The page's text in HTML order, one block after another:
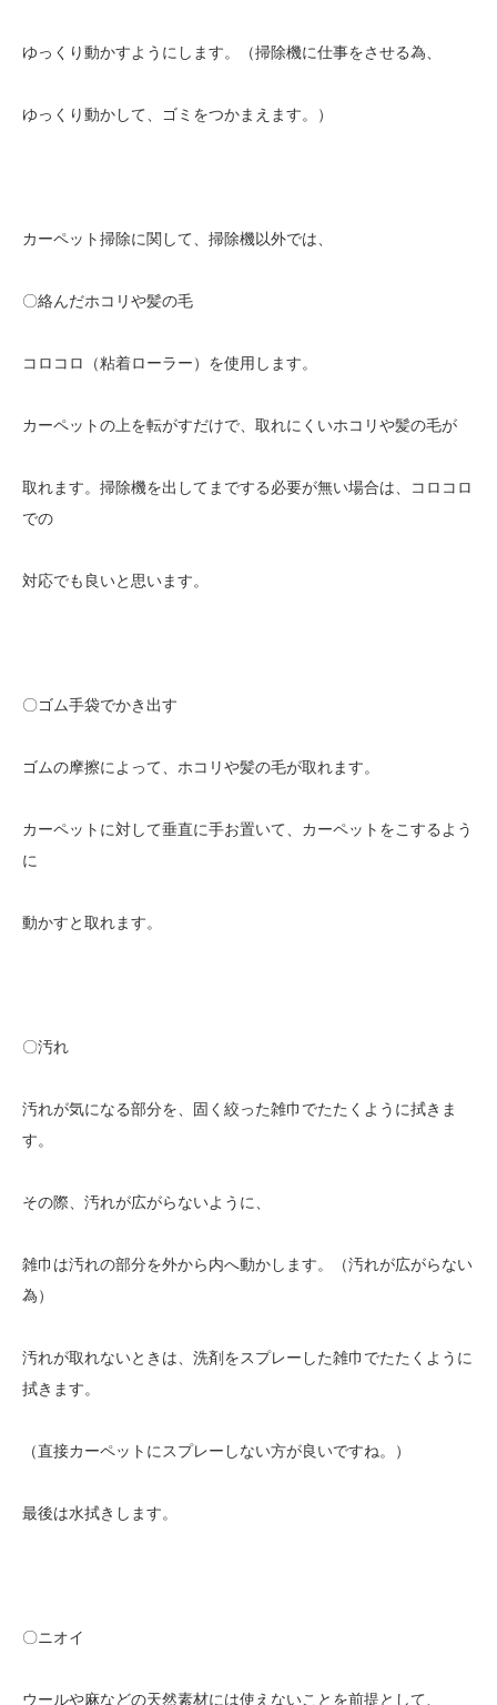
ゆっくり動かすようにします。（掃除機に仕事をさせる為、
ゆっくり動かして、ゴミをつかまえます。）
カーペット掃除に関して、掃除機以外では、
〇絡んだホコリや髪の毛
コロコロ（粘着ローラー）を使用します。
カーペットの上を転がすだけで、取れにくいホコリや髪の毛が
取れます。掃除機を出してまでする必要が無い場合は、コロコロ
での
対応でも良いと思います。
〇ゴム手袋でかき出す
ゴムの摩擦によって、ホコリや髪の毛が取れます。
カーペットに対して垂直に手お置いて、カーペットをこするよう
に
動かすと取れます。
〇汚れ
汚れが気になる部分を、固く絞った雑巾でたたくように拭きま
す。
その際、汚れが広がらないように、
雑巾は汚れの部分を外から内へ動かします。（汚れが広がらない
為）
汚れが取れないときは、洗剤をスプレーした雑巾でたたくように
拭きます。
（直接カーペットにスプレーしない方が良いですね。）
最後は水拭きします。
〇ニオイ
ウールや麻などの天然素材には使えないことを前提として、